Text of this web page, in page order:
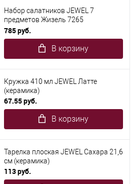
Набор салатников JEWEL 7
предметов Жизель 7265
(стеклокерамика)
785 руб.
В корзину
Кружка 410 мл JEWEL Латте
(керамика)
67.55 руб.
В корзину
Тарелка плоская JEWEL Сахара 21,6
см (керамика)
113 руб.